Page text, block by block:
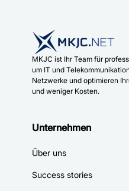
MKJC ist Ihr Team für
um IT und
Netzwerke und optimieren
und weniger Kosten.
Unternehmen
Über uns
Success stories